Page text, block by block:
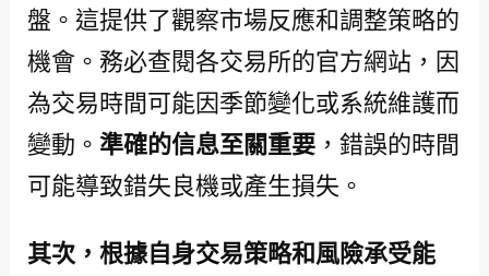
盤。這提供了觀察市場反應和調整策略的
機會。務必查閱各交易所的官方網站，因
為交易時間可能因季節變化或系統維護而
變動。 準確的信息至關重要，錯誤的時間
可能導致錯失良機或產生損失。
其次，根據自身交易策略和風險承受能